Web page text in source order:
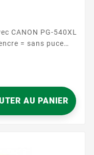
CANON PG-540XL
Niveau
à des prix très
des...
AU PANIER